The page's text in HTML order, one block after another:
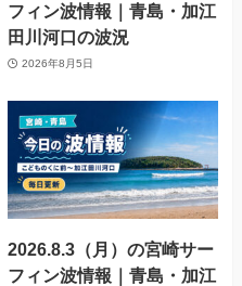
フィン波情報｜青島・加江
田川河口の波況
2026年8月5日
2026.8.3（月）の宮崎サー
フィン波情報｜青島・加江